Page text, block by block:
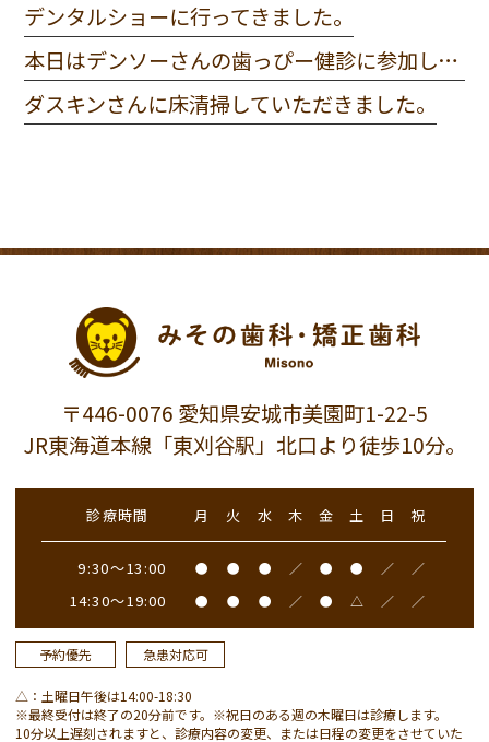
デンタルショーに行ってきました。
本日はデンソーさんの歯っぴー健診に参加してきました。
ダスキンさんに床清掃していただきました。
〒446-0076 愛知県安城市美園町1-22-5
JR東海道本線「東刈谷駅」北口より徒歩10分。
診療時間 月 火 水 木 金 土 日 祝
9:30～13:00 ● ● ● ／ ● ● ／ ／
14:30～19:00 ● ● ● ／ ● △ ／ ／
予約優先 急患対応可
△：土曜日午後は14:00-18:30
※最終受付は終了の20分前です。※祝日のある週の木曜日は診療します。
10分以上遅刻されますと、診療内容の変更、または日程の変更をさせていた